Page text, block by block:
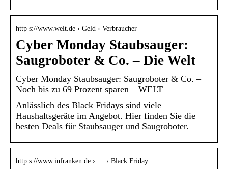
http s://www.welt.de › Geld › Verbraucher
Cyber Monday Staubsauger:
Saugroboter & Co. – Die Welt
Cyber Monday Staubsauger: Saugroboter & Co. –
Noch bis zu 69 Prozent sparen – WELT
Anlässlich des Black Fridays sind viele
Haushaltsgeräte im Angebot. Hier finden Sie die
besten Deals für Staubsauger und Saugroboter.
http s://www.infranken.de › … › Black Friday